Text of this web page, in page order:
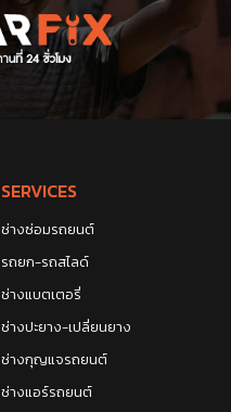
SERVICES
ช่างซ่อมรถยนต์
รถยก-รถสไลด์
ช่างแบตเตอรี่
ช่างปะยาง-เปลี่ยนยาง
ช่างกุญแจรถยนต์
ช่างแอร์รถยนต์